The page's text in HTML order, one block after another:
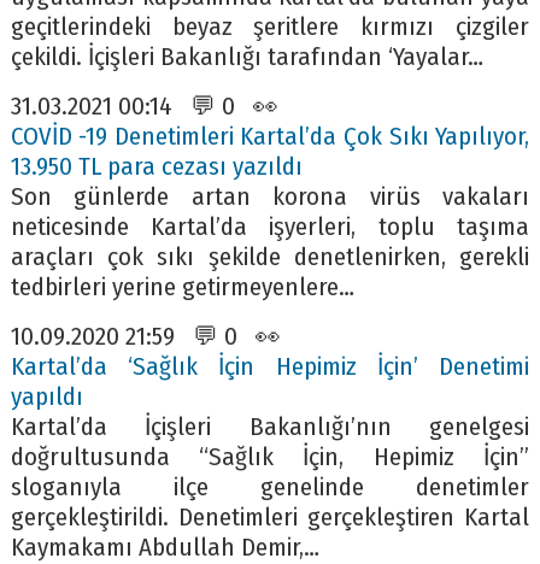
geçitlerindeki beyaz şeritlere kırmızı çizgiler
çekildi. İçişleri Bakanlığı tarafından ‘Yayalar…
31.03.2021 00:14 💬 0 👀
COVİD -19 Denetimleri Kartal’da Çok Sıkı Yapılıyor,
13.950 TL para cezası yazıldı
Son günlerde artan korona virüs vakaları
neticesinde Kartal’da işyerleri, toplu taşıma
araçları çok sıkı şekilde denetlenirken, gerekli
tedbirleri yerine getirmeyenlere…
10.09.2020 21:59 💬 0 👀
Kartal’da ‘Sağlık İçin Hepimiz İçin’ Denetimi
yapıldı
Kartal’da İçişleri Bakanlığı’nın genelgesi
doğrultusunda “Sağlık İçin, Hepimiz İçin”
sloganıyla ilçe genelinde denetimler
gerçekleştirildi. Denetimleri gerçekleştiren Kartal
Kaymakamı Abdullah Demir,…